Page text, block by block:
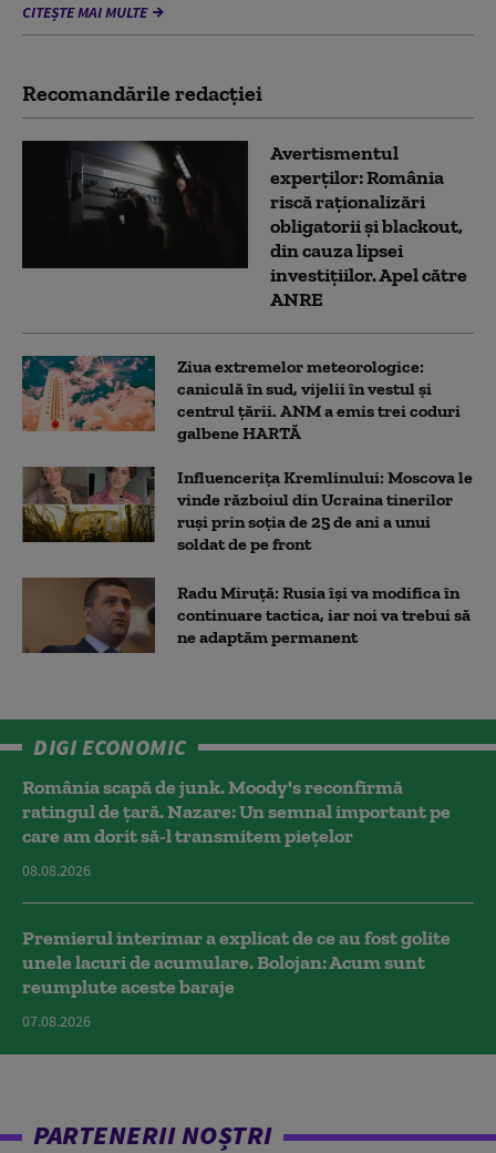
CITEȘTE MAI MULTE
Recomandările redacţiei
Avertismentul
experților: România
riscă raționalizări
obligatorii și blackout,
din cauza lipsei
investițiilor. Apel către
ANRE
Ziua extremelor meteorologice:
caniculă în sud, vijelii în vestul și
centrul țării. ANM a emis trei coduri
galbene HARTĂ
Influencerița Kremlinului: Moscova le
vinde războiul din Ucraina tinerilor
ruși prin soția de 25 de ani a unui
soldat de pe front
Radu Miruță: Rusia își va modifica în
continuare tactica, iar noi va trebui să
ne adaptăm permanent
DIGI ECONOMIC
România scapă de junk. Moody's reconfirmă
ratingul de țară. Nazare: Un semnal important pe
care am dorit să-l transmitem piețelor
08.08.2026
Premierul interimar a explicat de ce au fost golite
unele lacuri de acumulare. Bolojan: Acum sunt
reumplute aceste baraje
07.08.2026
PARTENERII NOȘTRI